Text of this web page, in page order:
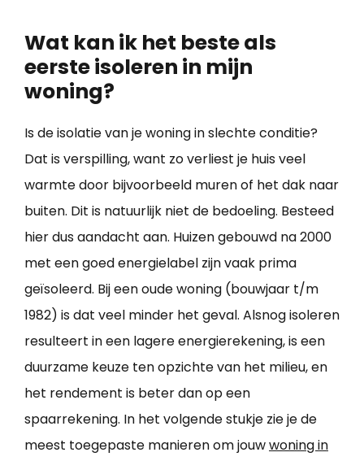
Wat kan ik het beste als
eerste isoleren in mijn
woning?
Is de isolatie van je woning in slechte conditie?
Dat is verspilling, want zo verliest je huis veel
warmte door bijvoorbeeld muren of het dak naar
buiten. Dit is natuurlijk niet de bedoeling. Besteed
hier dus aandacht aan. Huizen gebouwd na 2000
met een goed energielabel zijn vaak prima
geïsoleerd. Bij een oude woning (bouwjaar t/m
1982) is dat veel minder het geval. Alsnog isoleren
resulteert in een lagere energierekening, is een
duurzame keuze ten opzichte van het milieu, en
het rendement is beter dan op een
spaarrekening. In het volgende stukje zie je de
meest toegepaste manieren om jouwwoning in